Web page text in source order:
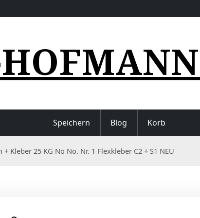
Speichern Blog Korb
Kleber 25 KG No No. Nr. 1 Flexkleber C2 + S1 NEU